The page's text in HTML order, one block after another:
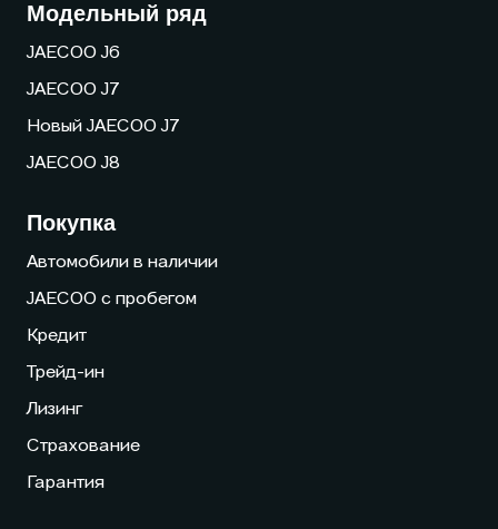
Модельный ряд
JAECOO J6
JAECOO J7
Новый JAECOO J7
JAECOO J8
Покупка
Автомобили в наличии
JAECOO с пробегом
Кредит
Трейд-ин
Лизинг
Страхование
Гарантия